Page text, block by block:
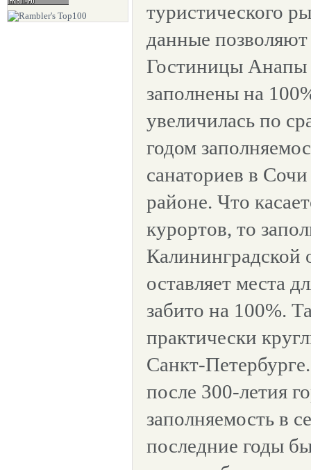
туристического
данные позволяют
Гостиницы Анапы
заполнены на
увеличилась по
годом
санаториев в
районе. Что
курортов, то
Калининградской
оставляет места
забито на 100%.
практически
Санкт-
после 300-летия
заполняемость в
последние годы